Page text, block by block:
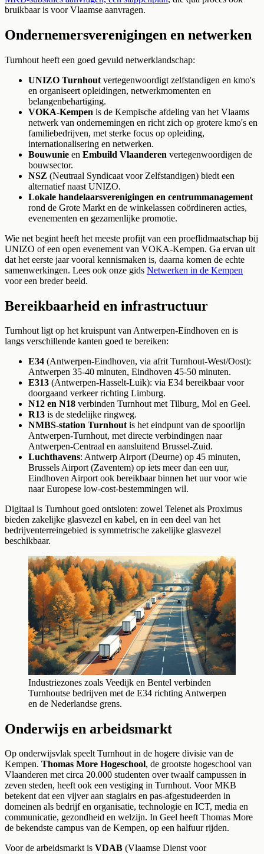
bruikbaar is voor Vlaamse aanvragen.
Ondernemersverenigingen en netwerken
Turnhout heeft een goed gevuld netwerklandschap:
UNIZO Turnhout vertegenwoordigt zelfstandigen en kmo's
en organiseert opleidingen, netwerkmomenten en
belangenbehartiging.
VOKA-Kempen is de Kempische afdeling van het Vlaams
netwerk van ondernemingen en richt zich op grotere kmo's en
familiebedrijven, met sterke focus op opleiding,
internationalisering en netwerken.
Bouwunie en Embuild Vlaanderen vertegenwoordigen de
bouwsector.
NSZ (Neutraal Syndicaat voor Zelfstandigen) biedt een
alternatief naast UNIZO.
Lokale handelaarsverenigingen en centrummanagement
rond de Grote Markt en de winkelassen coördineren acties,
evenementen en gezamenlijke promotie.
Wie net begint heeft het meeste profijt van een proeflidmaatschap bij
UNIZO of een open evenement van VOKA-Kempen. Ga ervan uit
dat het eerste jaar vooral kennismaken is, daarna komen de echte
samenwerkingen. Lees ook onze gids Netwerken in de Kempen
voor een breder beeld.
Bereikbaarheid en infrastructuur
Turnhout ligt op het kruispunt van Antwerpen-Eindhoven en is
langs verschillende kanten goed te bereiken:
E34 (Antwerpen-Eindhoven, via afrit Turnhout-West/Oost):
Antwerpen 35-40 minuten, Eindhoven 45-50 minuten.
E313 (Antwerpen-Hasselt-Luik): via E34 bereikbaar voor
doorgaand verkeer richting Limburg.
N12 en N18 verbinden Turnhout met Tilburg, Mol en Geel.
R13 is de stedelijke ringweg.
NMBS-station Turnhoutis het eindpunt van de spoorlijn
Antwerpen-Turnhout, met directe verbindingen naar
Antwerpen-Centraal en aansluitend Brussel-Zuid.
Luchthavens: Antwerp Airport (Deurne) op 45 minuten,
Brussels Airport (Zaventem) op iets meer dan een uur,
Eindhoven Airport ook bereikbaar binnen het uur voor wie
naar Europese low-cost-bestemmingen wil.
Digitaal is Turnhout goed ontsloten: zowel Telenet als Proximus
bieden zakelijke glasvezel en kabel, en in een deel van het
bedrijventerreingebied is symmetrische zakelijke glasvezel
beschikbaar.
Industriezones zoals Veedijk en Bentel verbinden
Turnhoutse bedrijven met de E34 richting Antwerpen
en de Nederlandse grens.
Onderwijs en arbeidsmarkt
Op onderwijsvlak speelt Turnhout in de hogere divisie van de
Kempen. Thomas More Hogeschool, de grootste hogeschool van
Vlaanderen met circa 20.000 studenten over twaalf campussen in
zeven steden, heeft ook een vestiging in Turnhout. Voor MKB
betekent dat een vijver aan stagiairs en pas-afgestudeerden in
domeinen als bedrijf en organisatie, technologie en ICT, media en
communicatie, gezondheid en welzijn. In Geel heeft Thomas More
de bekendste campus van de Kempen, op een halfuur rijden.
Voor de arbeidsmarkt is VDAB (Vlaamse Dienst voor